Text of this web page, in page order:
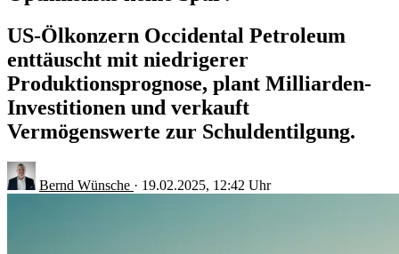
US-Ölkonzern Occidental Petroleum
enttäuscht mit niedrigerer
Produktionsprognose, plant Milliarden-
Investitionen und verkauft
Vermögenswerte zur Schuldentilgung.
Bernd Wünsche · 19.02.2025, 12:42 Uhr